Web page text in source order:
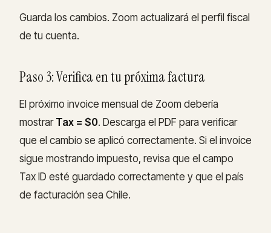
Guarda los cambios. Zoom actualizará el perfil fiscal
de tu cuenta.
Paso 3: Verifica en tu próxima factura
El próximo invoice mensual de Zoom debería
mostrar Tax = $0. Descarga el PDF para verificar
que el cambio se aplicó correctamente. Si el invoice
sigue mostrando impuesto, revisa que el campo
Tax ID esté guardado correctamente y que el país
de facturación sea Chile.